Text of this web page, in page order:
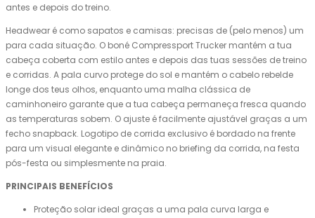
antes e depois do treino.
Headwear é como sapatos e camisas: precisas de (pelo menos) um
para cada situação. O boné Compressport Trucker mantém a tua
cabeça coberta com estilo antes e depois das tuas sessões de treino
e corridas. A pala curvo protege do sol e mantém o cabelo rebelde
longe dos teus olhos, enquanto uma malha clássica de
caminhoneiro garante que a tua cabeça permaneça fresca quando
as temperaturas sobem. O ajuste é facilmente ajustável graças a um
fecho snapback. Logotipo de corrida exclusivo é bordado na frente
para um visual elegante e dinâmico no briefing da corrida, na festa
pós-festa ou simplesmente na praia.
PRINCIPAIS BENEFÍCIOS
Proteção solar ideal graças a uma pala curva larga e